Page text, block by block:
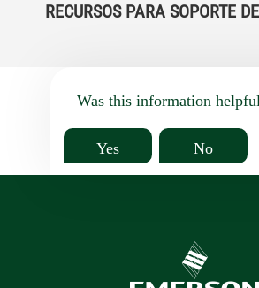
RECURSOS PARA SOPORTE
Was this information
Yes No